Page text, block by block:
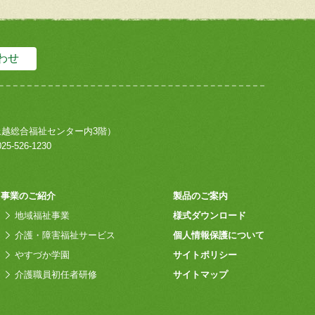
せ
総合福祉センター内3階）
526-1230
事業のご紹介
地域福祉事業
介護・障害福祉サービス
やすづか学園
介護職員初任者研修
製品のご案内
様式ダウンロード
個人情報保護について
サイトポリシー
サイトマップ